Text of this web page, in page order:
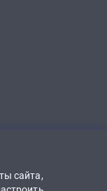
сайта,